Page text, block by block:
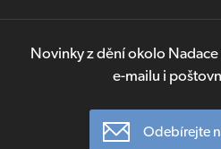
Novinky z dění okolo
e-mailu i
Odebírejte